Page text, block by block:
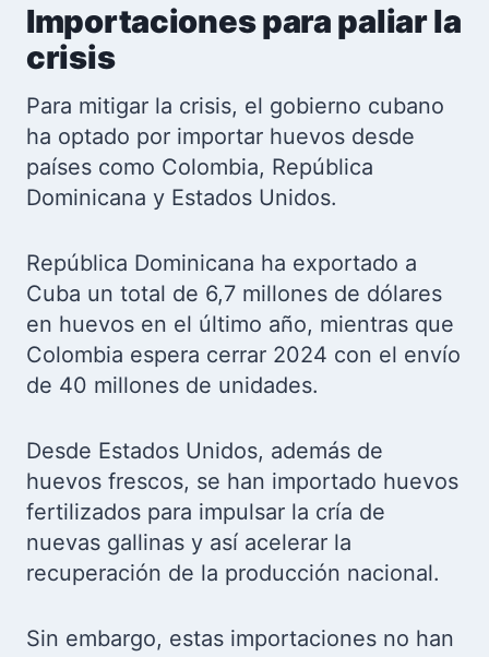
Importaciones para paliar la
crisis
Para mitigar la crisis, el gobierno cubano
ha optado por importar huevos desde
países como Colombia, República
Dominicana y Estados Unidos.
República Dominicana ha exportado a
Cuba un total de 6,7 millones de dólares
en huevos en el último año, mientras que
Colombia espera cerrar 2024 con el envío
de 40 millones de unidades.
Desde Estados Unidos, además de
huevos frescos, se han importado huevos
fertilizados para impulsar la cría de
nuevas gallinas y así acelerar la
recuperación de la producción nacional.
Sin embargo, estas importaciones no han